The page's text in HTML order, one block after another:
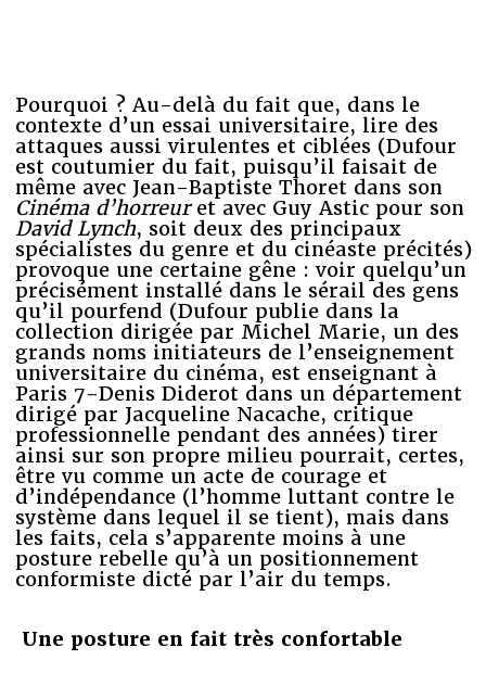
Pourquoi ? Au-delà du fait que, dans le
contexte d’un essai universitaire, lire des
attaques aussi virulentes et ciblées (Dufour
est coutumier du fait, puisqu’il faisait de
même avec Jean-Baptiste Thoret dans son
Cinéma d’horreuret avec Guy Astic pour son
David Lynch, soit deux des principaux
spécialistes du genre et du cinéaste précités)
provoque une certaine gêne : voir quelqu’un
précisément installé dans le sérail des gens
qu’il pourfend (Dufour publie dans la
collection dirigée par Michel Marie, un des
grands noms initiateurs de l’enseignement
universitaire du cinéma, est enseignant à
Paris 7-Denis Diderot dans un département
dirigé par Jacqueline Nacache, critique
professionnelle pendant des années) tirer
ainsi sur son propre milieu pourrait, certes,
être vu comme un acte de courage et
d’indépendance (l’homme luttant contre le
système dans lequel il se tient), mais dans
les faits, cela s’apparente moins à une
posture rebelle qu’à un positionnement
conformiste dicté par l’air du temps.
Une posture en fait très confortable